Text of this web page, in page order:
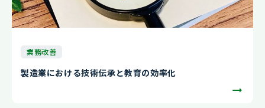
業務改善
製造業における技術伝承と教育の効率化